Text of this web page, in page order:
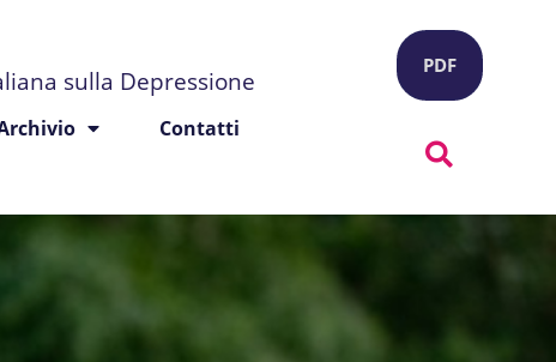
sulla Depressione
Contatti
PDF